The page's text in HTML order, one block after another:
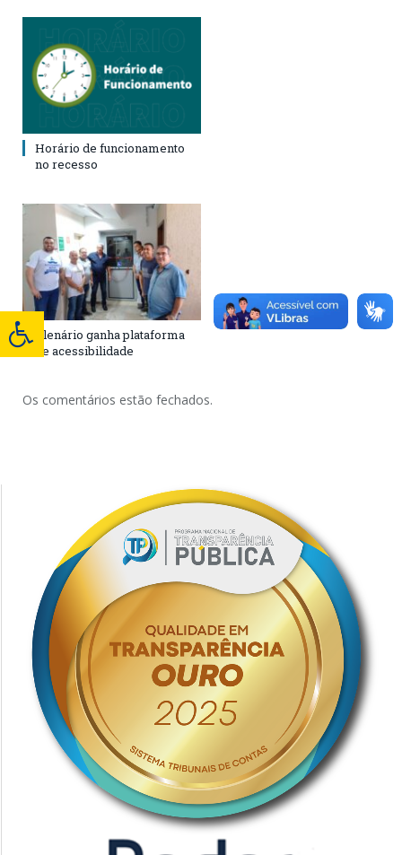
Horário de funcionamento
no recesso
Plenário ganha plataforma
de acessibilidade
Os comentários estão fechados.